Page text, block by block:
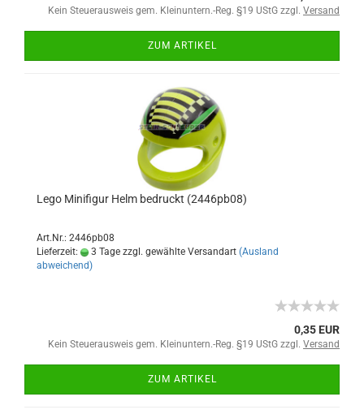
Kein Steuerausweis gem. Kleinuntern.-Reg. §19 UStG zzgl. Versand
ZUM ARTIKEL
Lego Minifigur Helm bedruckt (2446pb08)
Art.Nr.: 2446pb08
Lieferzeit:
3 Tage zzgl. gewählte Versandart (Ausland
abweichend)
0,35 EUR
Kein Steuerausweis gem. Kleinuntern.-Reg. §19 UStG zzgl. Versand
ZUM ARTIKEL